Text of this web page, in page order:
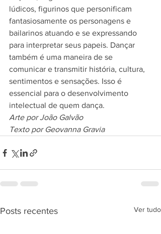
lúdicos, figurinos que personificam
fantasiosamente os personagens e
bailarinos atuando e se expressando
para interpretar seus papeis. Dançar
também é uma maneira de se
comunicar e transmitir história, cultura,
sentimentos e sensações. Isso é
essencial para o desenvolvimento
intelectual de quem dança.
Arte por João Galvão
Texto por Geovanna Gravia
Posts recentes Ver tudo